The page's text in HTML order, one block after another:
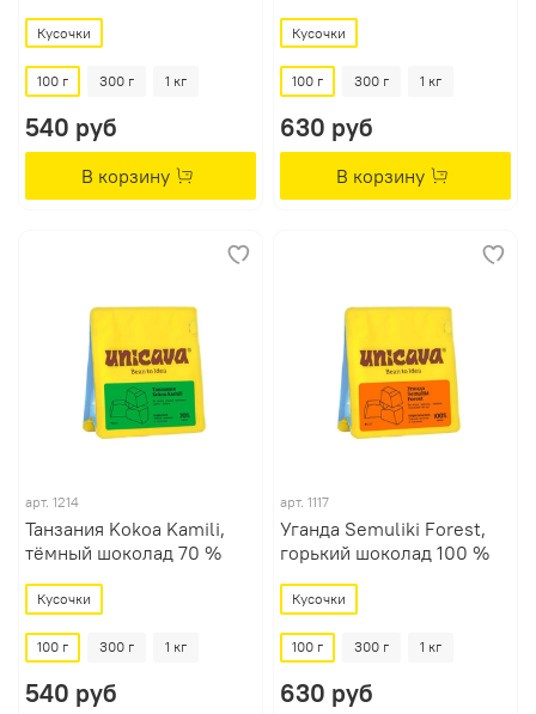
Кусочки
100 г 300 г 1 кг
540 руб
В корзину
Кусочки
100 г 300 г 1 кг
630 руб
В корзину
арт. 1214
Танзания Kokoa Kamili,
тёмный шоколад 70 %
Кусочки
100 г 300 г 1 кг
540 руб
арт. 1117
Уганда Semuliki Forest,
горький шоколад 100 %
Кусочки
100 г 300 г 1 кг
630 руб